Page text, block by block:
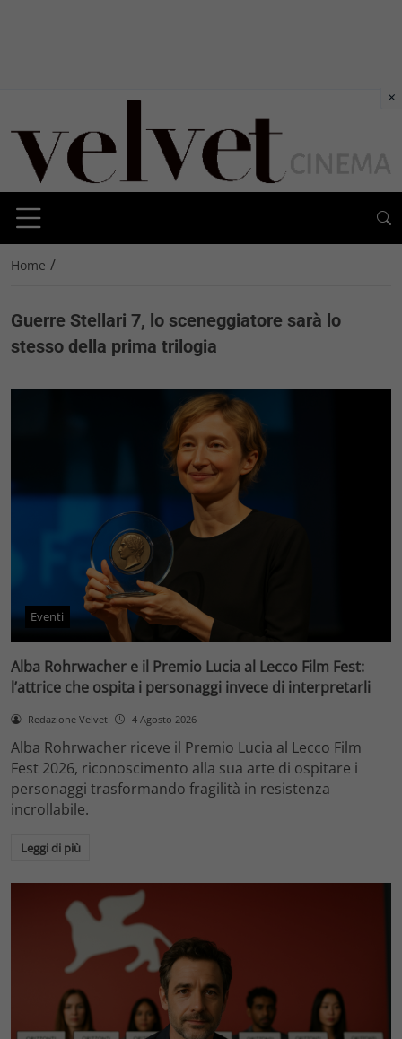
Home /
Guerre Stellari 7, lo sceneggiatore sarà lo
stesso della prima trilogia
Eventi
Alba Rohrwacher e il Premio Lucia al Lecco Film Fest:
l’attrice che ospita i personaggi invece di interpretarli
Redazione Velvet 4 Agosto 2026
Alba Rohrwacher riceve il Premio Lucia al Lecco Film
Fest 2026, riconoscimento alla sua arte di ospitare i
personaggi trasformando fragilità in resistenza
incrollabile.
Leggi di più
×